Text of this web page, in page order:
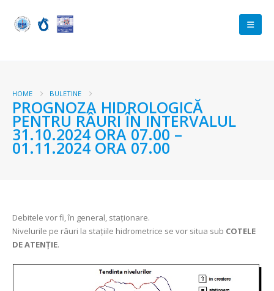
HOME BULETINE
PROGNOZA HIDROLOGICĂ
PENTRU RÂURI ÎN INTERVALUL
31.10.2024 ORA 07.00 –
01.11.2024 ORA 07.00
Debitele vor fi, în general, staționare.
Nivelurile pe râuri la stațiile hidrometrice se vor situa sub COTELE
DE ATENȚIE.